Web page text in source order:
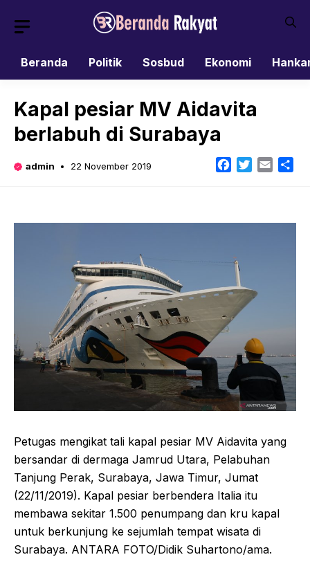
Beranda
Politik Sosbud Ekonomi
Kapal pesiar MV Aidavita
berlabuh di Surabaya
admin 22 November 2019 Facebook
TwitterEmail
Petugas mengikat tali kapal pesiar MV Aidavita yang
bersandar di dermaga Jamrud Utara, Pelabuhan
Tanjung Perak, Surabaya, Jawa Timur, Jumat
(22/11/2019). Kapal pesiar berbendera Italia itu
membawa sekitar 1.500 penumpang dan kru kapal
untuk berkunjung ke sejumlah tempat wisata di
Surabaya. ANTARA FOTO/Didik Suhartono/ama.